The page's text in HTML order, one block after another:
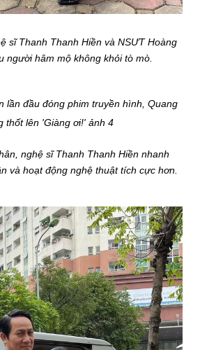
sĩ Thanh Thanh Hiền và NSƯT Hoàng
người hâm mộ không khỏi tò mò.
nghệ sĩ Thanh Thanh Hiền nhanh
và hoạt động nghệ thuật tích cực hơn.